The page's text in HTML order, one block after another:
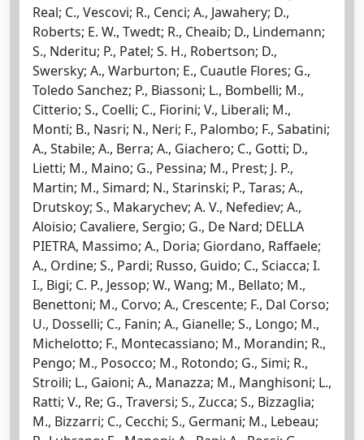
Real; C., Vescovi; R., Cenci; A., Jawahery; D.,
Roberts; E. W., Twedt; R., Cheaib; D., Lindemann;
S., Nderitu; P., Patel; S. H., Robertson; D.,
Swersky; A., Warburton; E., Cuautle Flores; G.,
Toledo Sanchez; P., Biassoni; L., Bombelli; M.,
Citterio; S., Coelli; C., Fiorini; V., Liberali; M.,
Monti; B., Nasri; N., Neri; F., Palombo; F., Sabatini;
A., Stabile; A., Berra; A., Giachero; C., Gotti; D.,
Lietti; M., Maino; G., Pessina; M., Prest; J. P.,
Martin; M., Simard; N., Starinski; P., Taras; A.,
Drutskoy; S., Makarychev; A. V., Nefediev; A.,
Aloisio; Cavaliere, Sergio; G., De Nard; DELLA
PIETRA, Massimo; A., Doria; Giordano, Raffaele;
A., Ordine; S., Pardi; Russo, Guido; C., Sciacca; I.
I., Bigi; C. P., Jessop; W., Wang; M., Bellato; M.,
Benettoni; M., Corvo; A., Crescente; F., Dal Corso;
U., Dosselli; C., Fanin; A., Gianelle; S., Longo; M.,
Michelotto; F., Montecassiano; M., Morandin; R.,
Pengo; M., Posocco; M., Rotondo; G., Simi; R.,
Stroili; L., Gaioni; A., Manazza; M., Manghisoni; L.,
Ratti; V., Re; G., Traversi; S., Zucca; S., Bizzaglia;
M., Bizzarri; C., Cecchi; S., Germani; M., Lebeau;